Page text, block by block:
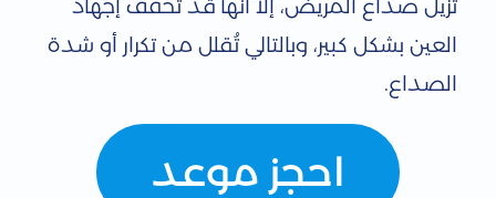
تُزيل صداع المريض، إلا أنها قد تُخفف إجهاد
العين بشكل كبير، وبالتالي تُقلل من تكرار أو شدة
الصداع.
احجز موعد